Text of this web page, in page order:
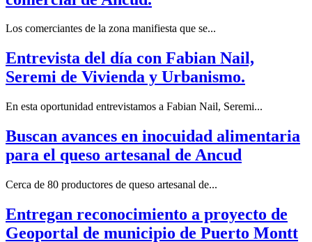
Los comerciantes de la zona manifiesta que se...
Entrevista del día con Fabian Nail,
Seremi de Vivienda y Urbanismo.
En esta oportunidad entrevistamos a Fabian Nail, Seremi...
Buscan avances en inocuidad alimentaria
para el queso artesanal de Ancud
Cerca de 80 productores de queso artesanal de...
Entregan reconocimiento a proyecto de
Geoportal de municipio de Puerto Montt